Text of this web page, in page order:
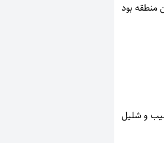
مردم این منطقه بود
، سیب و شلیل